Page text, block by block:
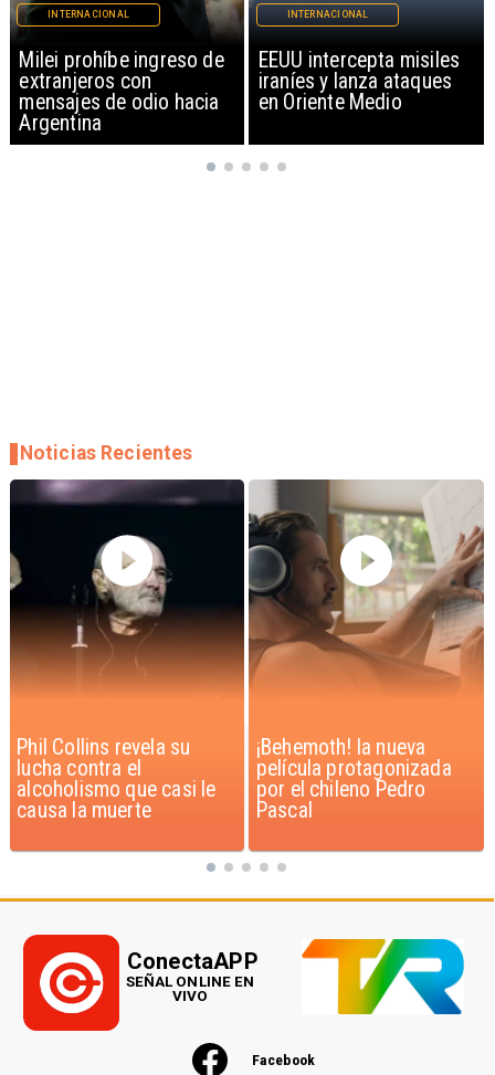
EEUU intercepta misiles
iraníes y lanza ataques
en Oriente Medio
INTERNACIONAL
Policía alemana abate a
sospechoso por ataque
'islamista' en Marcha del
INTERNACIONAL
¡Behemoth! la nueva
película protagonizada
por el chileno Pedro
Pascal
Ministra de Salud critica
proyecto “Escucha su
Corazón”
Noticias Recientes
Facebook
ConectaAPP
SEÑAL ONLINE EN
VIVO